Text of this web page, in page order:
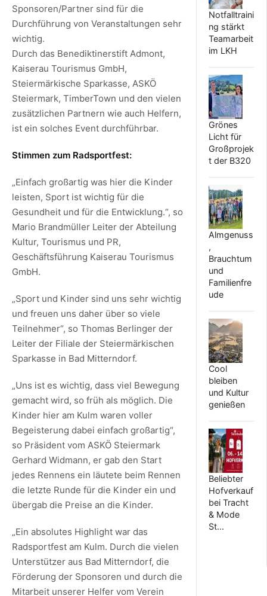
Sponsoren/Partner sind für die
Durchführung von Veranstaltungen sehr
wichtig.
Durch das Benediktinerstift Admont,
Kaiserau Tourismus GmbH,
Steiermärkische Sparkasse, ASKÖ
Steiermark, TimberTown und den vielen
zusätzlichen Partnern wie auch Helfern,
ist ein solches Event durchführbar.
Stimmen zum Radsportfest:
„Einfach großartig was hier die Kinder
leisten, Sport ist wichtig für die
Gesundheit und für die Entwicklung.“, so
Mario Brandmüller Leiter der Abteilung
Kultur, Tourismus und PR,
Geschäftsführung Kaiserau Tourismus
GmbH.
„Sport und Kinder sind uns sehr wichtig
und freuen uns daher über so viele
Teilnehmer“, so Thomas Berlinger der
Leiter der Filiale der Steiermärkischen
Sparkasse in Bad Mitterndorf.
„Uns ist es wichtig, dass viel Bewegung
gemacht wird, so früh als möglich. Die
Kinder hier am Kulm waren voller
Begeisterung dabei einfach großartig“,
so Präsident vom ASKÖ Steiermark
Gerhard Widmann, er gab den Start
jedes Rennens ein läutete beim Rennen
die letzte Runde für die Kinder ein und
übergab die Preise an die Kinder.
„Ein absolutes Highlight war das
Radsportfest am Kulm. Durch die vielen
Unterstützer aus Bad Mitterndorf, die
Förderung der Sponsoren und durch die
Mitarbeit unserer Helfer vom Verein
Notfalltraini
ng stärkt
Teamarbeit
im LKH
Grönes
Licht für
Großprojek
t der B320
Almgenuss
,
Brauchtum
und
Familienfre
ude
Cool
bleiben
und Kultur
genießen
Beliebter
Hofverkauf
bei Tracht
& Mode
St…